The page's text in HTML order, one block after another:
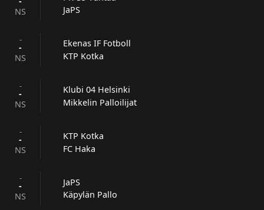
NS
JaPS
-
-
NS
Ekenas IF Fotboll
KTP Kotka
-
-
NS
Klubi 04 Helsinki
Mikkelin Palloilijat
-
-
NS
KTP Kotka
FC Haka
-
-
NS
JaPS
Käpylän Pallo